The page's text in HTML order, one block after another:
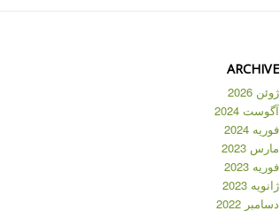
ARCHIVE
ژوئن 2026
آگوست 2024
فوریه 2024
مارس 2023
فوریه 2023
ژانویه 2023
دسامبر 2022